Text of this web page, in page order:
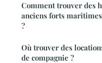
Comment trouver des
anciens forts
?
Où trouver des
de compagnie ?